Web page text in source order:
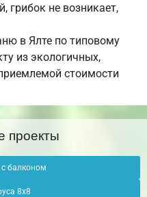
грибок не возникает,
в Ялте по типовому
из экологичных,
стоимости
проекты
балконом
8х8